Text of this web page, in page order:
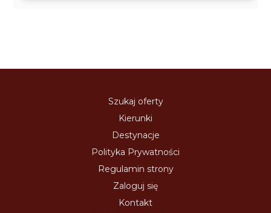
Szukaj oferty
Kierunki
Destynacje
Polityka Prywatności
Regulamin strony
Zaloguj się
Kontakt